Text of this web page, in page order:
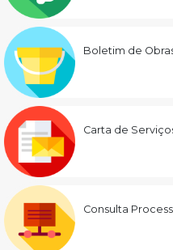
Boletim de
Carta de
Consulta